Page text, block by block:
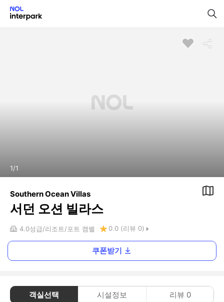
1/1
Southern Ocean Villas
서던 오션 빌라스
4.0성급 리조트 포트 캠벨 0.0 (리뷰 0)
쿠폰받기
객실선택 시설정보 리뷰 0